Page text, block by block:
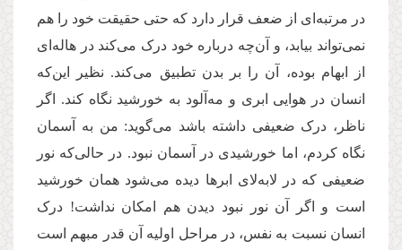
در مرتبه‌ای از ضعف قرار دارد که حتی حقیقت خود را هم
نمی‌تواند بیابد، و آن‌چه درباره خود درک می‌کند در هاله‌ای
از ابهام بوده، آن را بر بدن تطبیق می‌کند. نظیر این‌که
انسان در هوایی ابری و مه‌آلود به خورشید نگاه کند. اگر
ناظر، درک ضعیفی داشته باشد می‌گوید: من به آسمان
نگاه کردم، اما خورشیدی در آسمان نبود. در حالی‌که نور
ضعیفی که در لابه‌لای ابرها دیده می‌شود همان خورشید
است و اگر آن نور نبود دیدن هم امکان نداشت! درک
انسان نسبت به نفس، در مراحل اولیه آن قدر مبهم است